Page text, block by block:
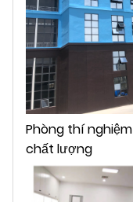
Phòng thí
chất lượng